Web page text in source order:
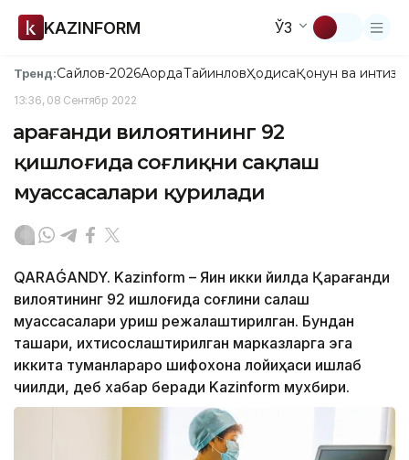
KAZINFORM ЎЗ
Тренд:Сайлов-2026АқордаТайинловҲодисаҚонун ва
13:36, 08 Сентябр 2022
Қарағанди вилоятининг 92
қишлоғида соғлиқни сақлаш
муассасалари қурилади
QARAǴANDY. Kazinform – Яқин икки йилда Қарағанди
вилоятининг 92 қишлоғида соғлиқни сақлаш
муассасалари қуриш режалаштирилган. Бундан
ташқари, ихтисослаштирилган марказларга эга
иккита туманлараро шифохона лойиҳаси ишлаб
чиқилди, деб хабар беради Kazinform мухбири.